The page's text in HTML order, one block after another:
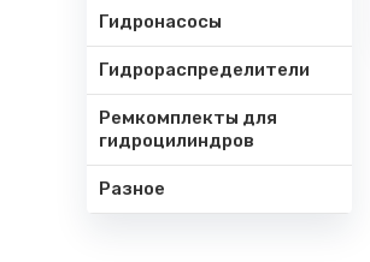
Гидронасосы
Гидрораспределители
Ремкомплекты для
гидроцилиндров
Разное